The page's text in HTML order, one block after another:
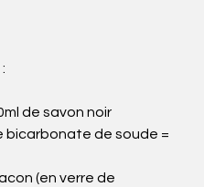
de savon noir
bicarbonate de soude =
(en verre de